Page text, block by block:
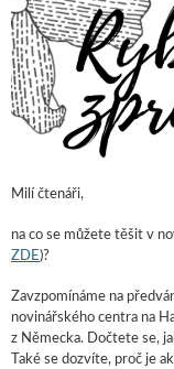
Milí čtenáři,
na co se můžete těšit v
ZDE)?
Zavzpomínáme na
novinářského centra na
z Německa. Dočtete se,
Také se dozvíte, proč je